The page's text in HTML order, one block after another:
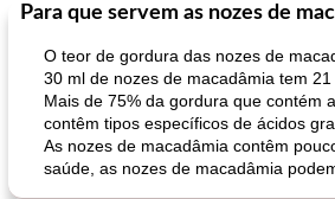
Para que servem as nozes de
O teor de gordura das nozes de
30 ml de nozes de macadâmia tem
Mais de 75% da gordura que contém
contêm tipos específicos de ácidos
As nozes de macadâmia contêm
saúde, as nozes de macadâmia